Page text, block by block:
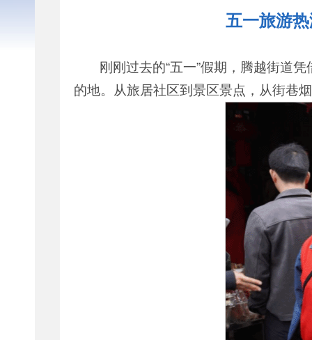
五一旅游
刚刚过去的“五一”假期，腾越街道
的地。从旅居社区到景区景点，从街巷